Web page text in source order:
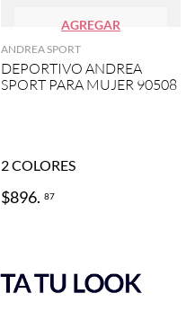
AGREGAR
ANDREA SPORT
DEPORTIVO ANDREA
SPORT PARA MUJER 90508
2COLORES
$896. 87